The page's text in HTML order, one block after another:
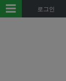
로그인